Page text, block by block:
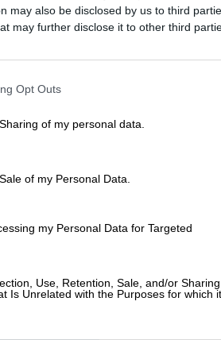
may also be disclosed by us to third
may further disclose it to other third
Opt Outs
of my personal data.
of my Personal Data.
my Personal Data for Targeted
Use, Retention, Sale, and/or Sharing
Is Unrelated with the Purposes for which it
Info Beoordelingen (2)
Tripel van de Belgische
de legende was dit echter niet de
gebrouwen volgens een oud recept dat
met zekerheid zeggen dat de
bijzondere specialiteit van de
Er zijn talloze bijzondere gisten
en die de bieren een heel
eigen huisgisten van de
Karmeliet Tripel vloeit in een bijna
schuimkraag. Bij blootstelling
Uit het dichte, witte schuim stijgt een
vleugje vanille in de neus, en een
mengsel. De initiële smaak
een grote romigheid en complexe